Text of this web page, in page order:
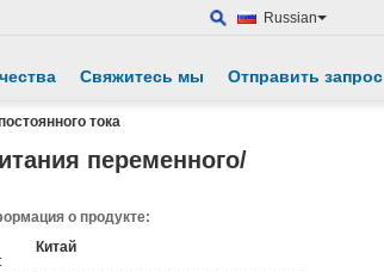
Russian
Свяжитесь мы Отправить запрос
тока
переменного/
о продукте:
Китай